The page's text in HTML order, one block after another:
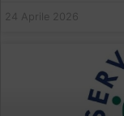
24 Aprile 2026